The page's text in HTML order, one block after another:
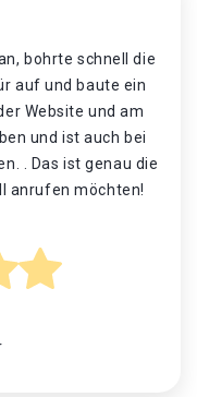
bohrte schnell die
auf und baute ein
Website und am
und ist auch bei
. Das ist genau die
anrufen möchten!